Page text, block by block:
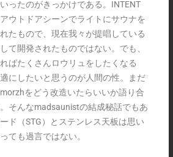
ったのがきっかけである。INTENT
ウトドアシーンでライトにサウナを
たもので、現在我々が提唱している
て開発されたものではない。でも、
ばたくさんロウリュをしたくなる
にしたいと思うのが人間の性。まだ
をどう改造いたらいいか語り合
そんなmadsaunistの結成秘話でもあ
ド（STG）とステンレス天板は思い
ても過言ではない。